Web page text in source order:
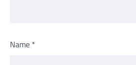
Name *